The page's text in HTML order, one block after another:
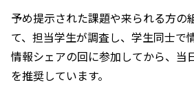
予め提示された課題や来られる方の
て、担当学生が調査し、学生同士で
情報シェアの回に参加してから、当
を推奨しています。